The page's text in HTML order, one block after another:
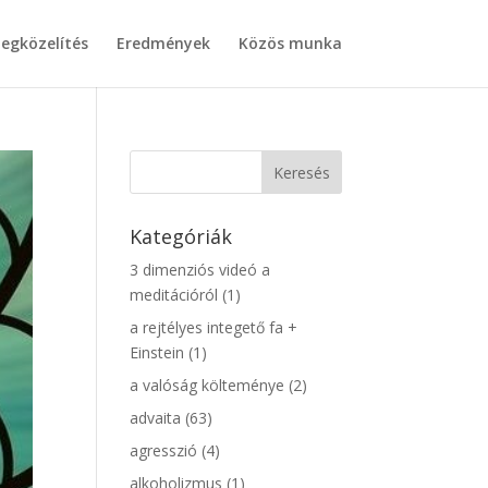
Eredmények Közös munka
Kategóriák
3 dimenziós videó a
meditációról (1)
a rejtélyes integető fa +
Einstein (1)
a valóság költeménye (2)
advaita (63)
agresszió (4)
alkoholizmus (1)